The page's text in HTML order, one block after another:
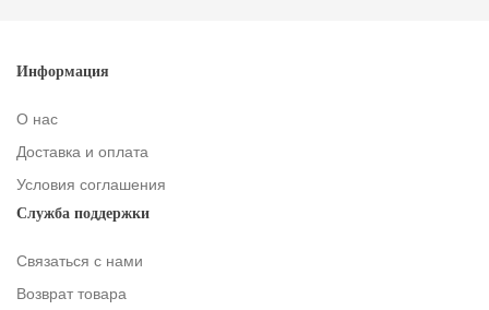
Информация
О нас
Доставка и оплата
Условия соглашения
Служба поддержки
Связаться с нами
Возврат товара